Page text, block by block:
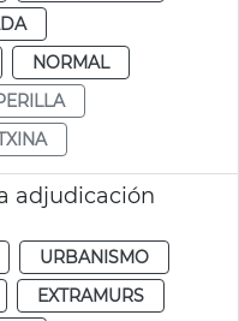
NORMAL
adjudicación
URBANISMO
EXTRAMURS